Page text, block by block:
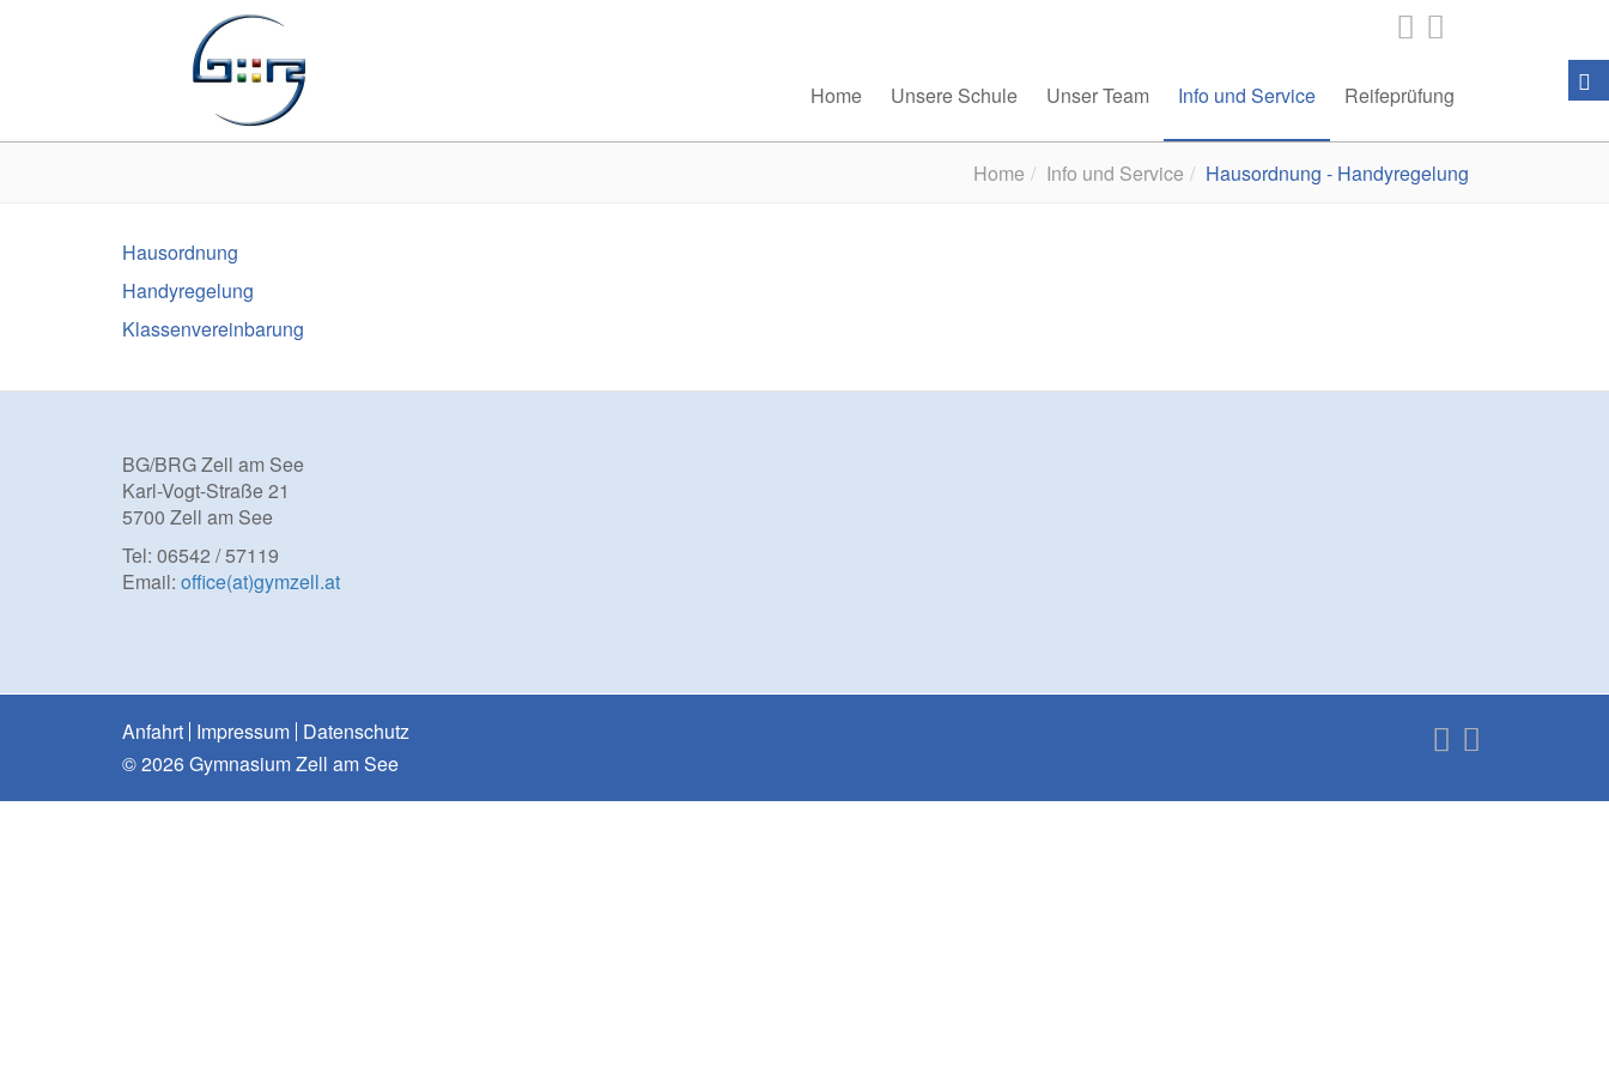
Home Unsere Schule Unser Team Info und Service Reifeprüfung
Home Info und Service Hausordnung - Handyregelung
Hausordnung
Handyregelung
Klassenvereinbarung
BG/BRG Zell am See
Karl-Vogt-Straße 21
5700 Zell am See
Tel: 06542 / 57119
Email: office(at)gymzell.at
Anfahrt Impressum Datenschutz
© 2026 Gymnasium Zell am See